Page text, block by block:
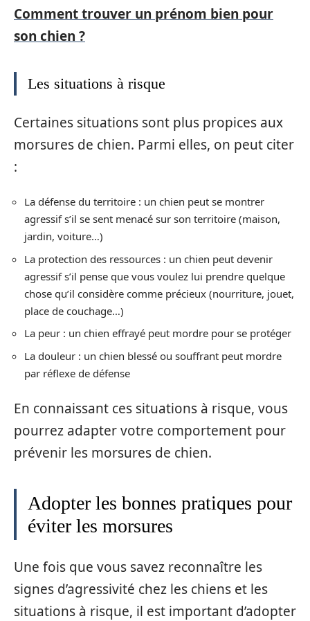
Comment trouver un prénom bien pour
son chien ?
Les situations à risque
Certaines situations sont plus propices aux
morsures de chien. Parmi elles, on peut citer
:
La défense du territoire : un chien peut se montrer
agressif s’il se sent menacé sur son territoire (maison,
jardin, voiture…)
La protection des ressources : un chien peut devenir
agressif s’il pense que vous voulez lui prendre quelque
chose qu’il considère comme précieux (nourriture, jouet,
place de couchage…)
La peur : un chien effrayé peut mordre pour se protéger
La douleur : un chien blessé ou souffrant peut mordre
par réflexe de défense
En connaissant ces situations à risque, vous
pourrez adapter votre comportement pour
prévenir les morsures de chien.
Adopter les bonnes pratiques pour
éviter les morsures
Une fois que vous savez reconnaître les
signes d’agressivité chez les chiens et les
situations à risque, il est important d’adopter